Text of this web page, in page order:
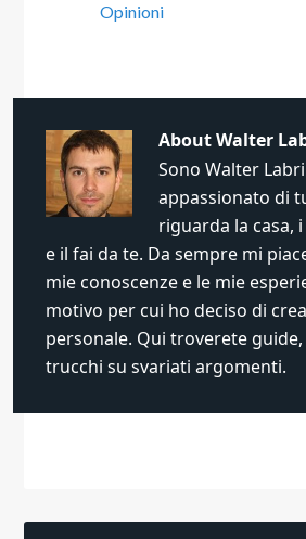
Opinioni
AboutWalter
Sono Walter
appassionato di
riguarda la casa,
e il fai da te. Da sempre mi
mie conoscenze e le mie
motivo per cui ho deciso di
personale. Qui troverete
trucchi su svariati argomenti.